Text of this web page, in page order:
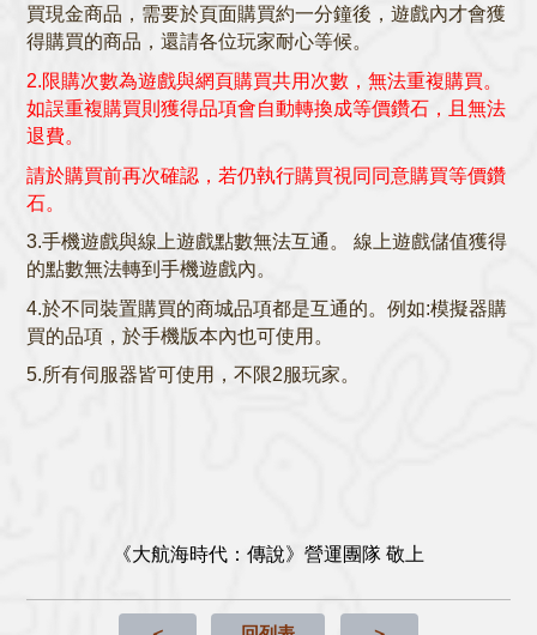
買現金商品，需要於頁面購買約一分鐘後，遊戲內才會獲
得購買的商品，還請各位玩家耐心等候。
2.限購次數為遊戲與網頁購買共用次數，無法重複購買。
如誤重複購買則獲得品項會自動轉換成等價鑽石，且無法
退費。
請於購買前再次確認，若仍執行購買視同同意購買等價鑽
石。
3.手機遊戲與線上遊戲點數無法互通。 線上遊戲儲值獲得
的點數無法轉到手機遊戲內。
4.於不同裝置購買的商城品項都是互通的。例如:模擬器購
買的品項，於手機版本內也可使用。
5.所有伺服器皆可使用，不限2服玩家。
《大航海時代：傳說》營運團隊 敬上